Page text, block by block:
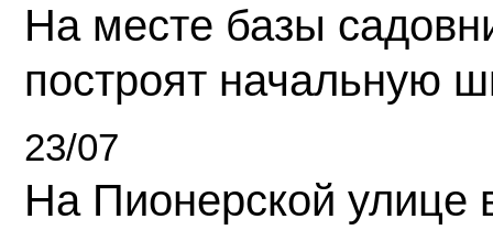
На месте базы
построят начальную
23/07
На Пионерской улице